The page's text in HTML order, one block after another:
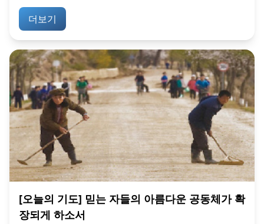
더보기
[오늘의 기도] 믿는 자들의 아름다운 공동체가 확
장되게 하소서